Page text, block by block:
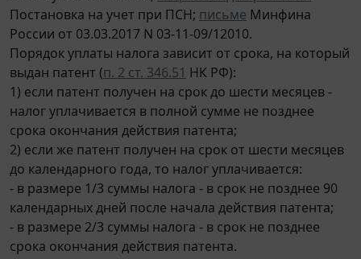
Постановка на учет при ПСН; письме Минфина
России от 03.03.2017 N 03-11-09/12010.
Порядок уплаты налога зависит от срока, на который
выдан патент (п. 2 ст. 346.51 НК РФ):
1) если патент получен на срок до шести месяцев -
налог уплачивается в полной сумме не позднее
срока окончания действия патента;
2) если же патент получен на срок от шести месяцев
до календарного года, то налог уплачивается:
- в размере 1/3 суммы налога - в срок не позднее 90
календарных дней после начала действия патента;
- в размере 2/3 суммы налога - в срок не позднее
срока окончания действия патента.